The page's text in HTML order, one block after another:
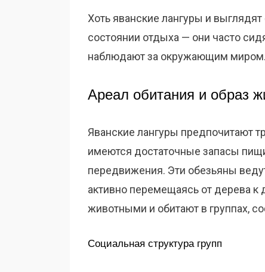
Хоть яванские лангуры и
состоянии отдыха — они часто
наблюдают за окружающим миром.
Ареал обитания и образ
Яванские лангуры предпочитают
имеются достаточные запасы
передвижения. Эти обезьяны
активно перемещаясь от дерева
животными и обитают в группах,
Социальная структура групп